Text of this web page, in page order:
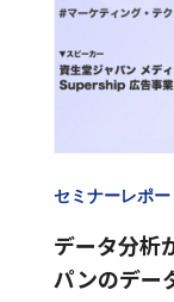
セミナーレポー
データ分析
パンのデー